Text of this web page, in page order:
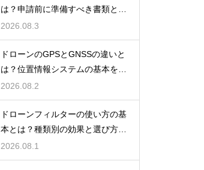
は？申請前に準備すべき書類と情
報
2026.08.3
ドローンのGPSとGNSSの違いと
は？位置情報システムの基本を解
説
2026.08.2
ドローンフィルターの使い方の基
本とは？種類別の効果と選び方を
解説
2026.08.1